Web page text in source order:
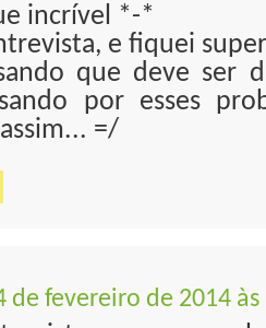
incrível *-*
e fiquei
que deve ser
por esses
=/
de fevereiro de 2014 às